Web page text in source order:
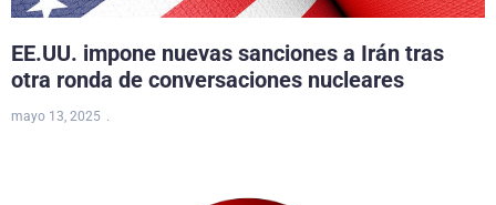
EE.UU. impone nuevas sanciones a Irán tras
otra ronda de conversaciones nucleares
mayo 13, 2025